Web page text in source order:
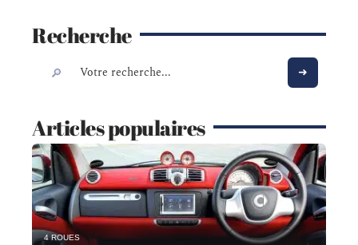
Recherche
Articles populaires
4 ROUES